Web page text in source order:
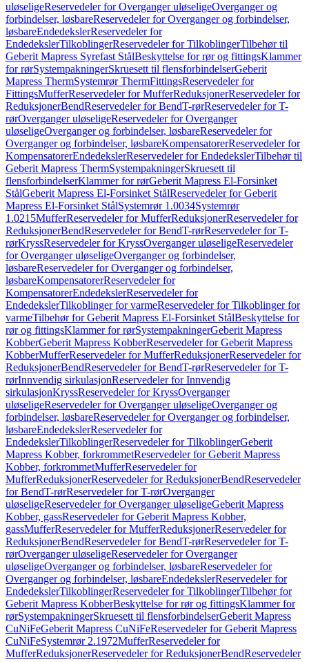
uløseligeReservedeler for Overganger uløseligeOverganger og
forbindelser, løsbareReservedeler for Overganger og forbindelser,
løsbareEndedekslerReservedeler for
EndedekslerTilkoblingerReservedeler for TilkoblingerTilbehør til
Geberit Mapress Syrefast StålBeskyttelse for rør og fittingsKlammer
for rørSystempakningerSkruesett til flensforbindelserGeberit
Mapress ThermSystemrør ThermFittingsReservedeler for
FittingsMufferReservedeler for MufferReduksjonerReservedeler for
ReduksjonerBendReservedeler for BendT-rørReservedeler for T-
rørOverganger uløseligeReservedeler for Overganger
uløseligeOverganger og forbindelser, løsbareReservedeler for
Overganger og forbindelser, løsbareKompensatorerReservedeler for
KompensatorerEndedekslerReservedeler for EndedekslerTilbehør til
Geberit Mapress ThermSystempakningerSkruesett til
flensforbindelserKlammer for rørGeberit Mapress El-Forsinket
StålGeberit Mapress El-Forsinket StålReservedeler for Geberit
Mapress El-Forsinket StålSystemrør 1.0034Systemrør
1.0215MufferReservedeler for MufferReduksjonerReservedeler for
ReduksjonerBendReservedeler for BendT-rørReservedeler for T-
rørKryssReservedeler for KryssOverganger uløseligeReservedeler
for Overganger uløseligeOverganger og forbindelser,
løsbareReservedeler for Overganger og forbindelser,
løsbareKompensatorerReservedeler for
KompensatorerEndedekslerReservedeler for
EndedekslerTilkoblinger for varmeReservedeler for Tilkoblinger for
varmeTilbehør for Geberit Mapress El-Forsinket StålBeskyttelse for
rør og fittingsKlammer for rørSystempakningerGeberit Mapress
KobberGeberit Mapress KobberReservedeler for Geberit Mapress
KobberMufferReservedeler for MufferReduksjonerReservedeler for
ReduksjonerBendReservedeler for BendT-rørReservedeler for T-
rørInnvendig sirkulasjonReservedeler for Innvendig
sirkulasjonKryssReservedeler for KryssOverganger
uløseligeReservedeler for Overganger uløseligeOverganger og
forbindelser, løsbareReservedeler for Overganger og forbindelser,
løsbareEndedekslerReservedeler for
EndedekslerTilkoblingerReservedeler for TilkoblingerGeberit
Mapress Kobber, forkrommetReservedeler for Geberit Mapress
Kobber, forkrommetMufferReservedeler for
MufferReduksjonerReservedeler for ReduksjonerBendReservedeler
for BendT-rørReservedeler for T-rørOverganger
uløseligeReservedeler for Overganger uløseligeGeberit Mapress
Kobber, gassReservedeler for Geberit Mapress Kobber,
gassMufferReservedeler for MufferReduksjonerReservedeler for
ReduksjonerBendReservedeler for BendT-rørReservedeler for T-
rørOverganger uløseligeReservedeler for Overganger
uløseligeOverganger og forbindelser, løsbareReservedeler for
Overganger og forbindelser, løsbareEndedekslerReservedeler for
EndedekslerTilkoblingerReservedeler for TilkoblingerTilbehør for
Geberit Mapress KobberBeskyttelse for rør og fittingsKlammer for
rørSystempakningerSkruesett til flensforbindelserGeberit Mapress
CuNiFeGeberit Mapress CuNiFeReservedeler for Geberit Mapress
CuNiFeSystemrør 2.1972MufferReservedeler for
MufferReduksjonerReservedeler for ReduksjonerBendReservedeler